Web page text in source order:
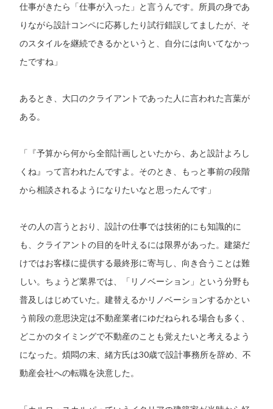
仕事がきたら「仕事が入った」と言うんです。所員の身であ
りながら設計コンペに応募したり試行錯誤してましたが、そ
のスタイルを継続できるかというと、自分には向いてなかっ
たですね」
あるとき、大口のクライアントであった人に言われた言葉が
ある。
「『予算から何から全部計画しといたから、あと設計よろし
くね』って言われたんですよ。そのとき、もっと事前の段階
から相談されるようになりたいなと思ったんです」
その人の言うとおり、設計の仕事では技術的にも知識的に
も、クライアントの目的を叶えるには限界があった。建築だ
けではお客様に提供する最終形に寄与し、向き合うことは難
しい。ちょうど業界では、「リノベーション」という分野も
普及しはじめていた。建替えるかリノベーションするかとい
う前段の意思決定は不動産業者にゆだねられる場合も多く、
どこかのタイミングで不動産のことも覚えたいと考えるよう
になった。煩悶の末、緒方氏は30歳で設計事務所を辞め、不
動産会社への転職を決意した。